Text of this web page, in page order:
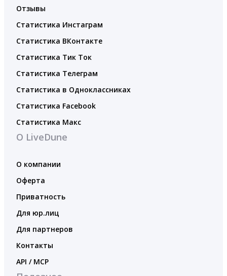
Отзывы
Статистика Инстаграм
Статистика ВКонтакте
Статистика Тик Ток
Статистика Телеграм
Статистика в Одноклассниках
Статистика Facebook
Статистика Макс
О LiveDune
О компании
Оферта
Приватность
Для юр.лиц
Для партнеров
Контакты
API / MCP